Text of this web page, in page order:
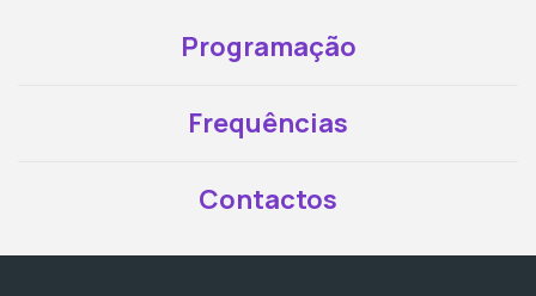
Programação
Frequências
Contactos